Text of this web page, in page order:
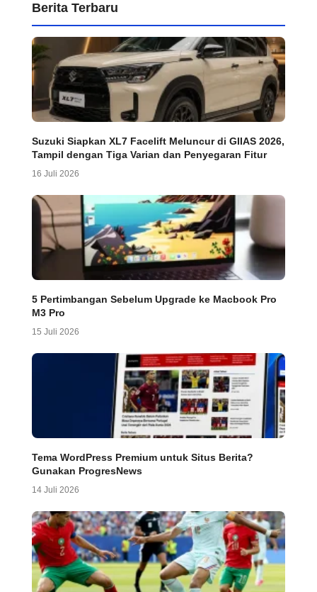
Berita Terbaru
Suzuki Siapkan XL7 Facelift Meluncur di GIIAS 2026,
Tampil dengan Tiga Varian dan Penyegaran Fitur
16 Juli 2026
5 Pertimbangan Sebelum Upgrade ke Macbook Pro
M3 Pro
15 Juli 2026
Tema WordPress Premium untuk Situs Berita?
Gunakan ProgresNews
14 Juli 2026